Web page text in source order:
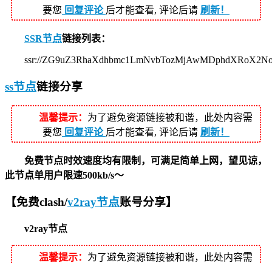
要您 回复评论 后才能查看, 评论后请 刷新！
SSR节点链接列表：
ssr://
ss节点链接分享
温馨提示： 为了避免资源链接被和谐，此处内容需
要您 回复评论 后才能查看, 评论后请 刷新！
免费节点时效速度均有限制，可满足简单上网，望见谅，
此节点单用户限速500kb/s～
【免费clash/v2ray节点账号分享】
v2ray节点
温馨提示： 为了避免资源链接被和谐，此处内容需